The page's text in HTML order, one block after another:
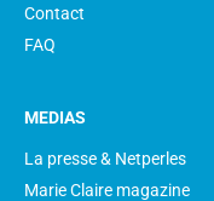
Contact
FAQ
MEDIAS
La presse & Netperles
Marie Claire magazine